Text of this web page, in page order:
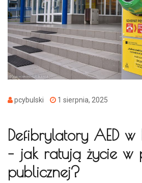
pcybulski 1 sierpnia, 2025
Defibrylatory AED w
– jak ratują życie w
publicznej?